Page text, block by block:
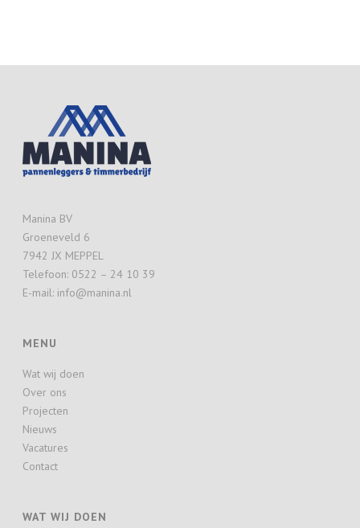
Manina BV
Groeneveld 6
7942 JX MEPPEL
Telefoon: 0522 – 24 10 39
E-mail: info@manina.nl
MENU
Wat wij doen
Over ons
Projecten
Nieuws
Vacatures
Contact
WAT WIJ DOEN